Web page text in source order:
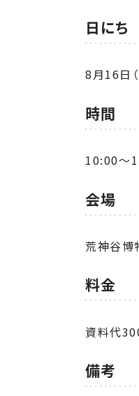
日にち
8月16日（
時間
10:00～
会場
荒神谷博
料金
資料代
備考